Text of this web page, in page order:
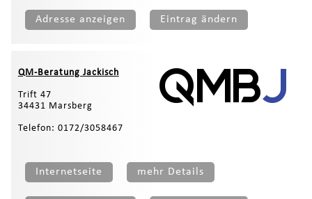
Adresse anzeigen Eintrag ändern
QM-Beratung Jackisch
Trift 47
34431 Marsberg
Telefon: 0172/3058467
Internetseite mehr Details